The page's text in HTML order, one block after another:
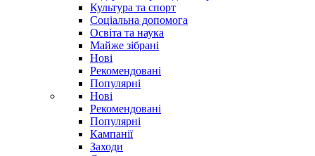
Культура та спорт
Соціальна допомога
Освіта та наука
Майже зібрані
Нові
Рекомендовані
Популярні
Нові
Рекомендовані
Популярні
Кампанії
Заходи